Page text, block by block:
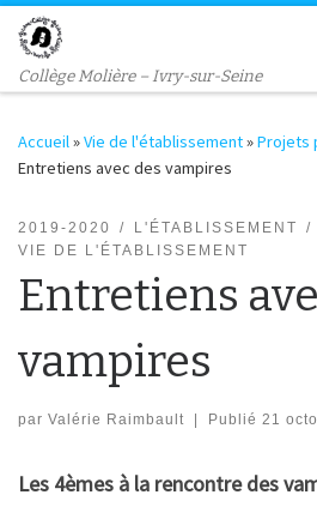
Passer au contenu
Collège Molière – Ivry-sur-Seine
Accueil »Vie de l'établissement»Projets
Entretiens avec des vampires
2019-2020
L'ÉTABLISSEMENT
VIE DE L'ÉTABLISSEMENT
Entretiens
vampires
par Valérie Raimbault | Publié 21
Les 4èmes à la rencontre des